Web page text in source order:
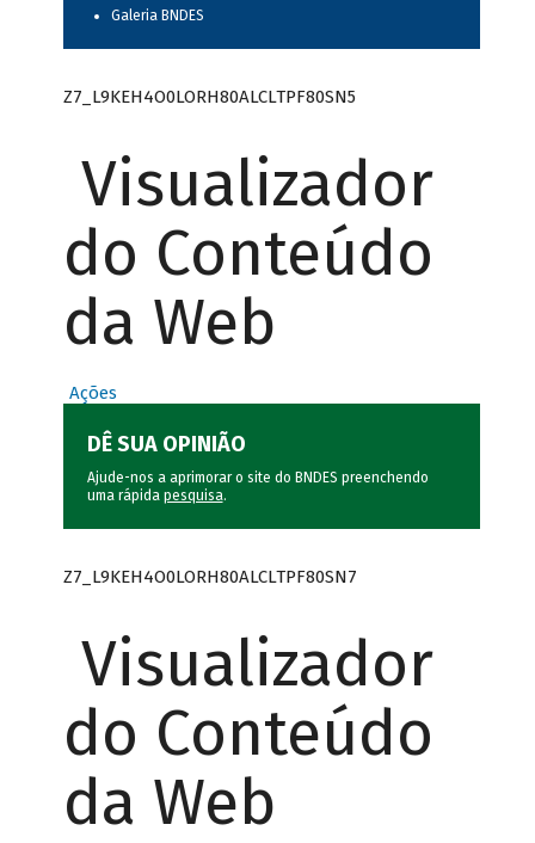
Galeria BNDES
Z7_L9KEH4O0LORH80ALCLTPF80SN5
Visualizador
do Conteúdo
da Web
Ações
DÊ SUA OPINIÃO
Ajude-nos a aprimorar o site do BNDES preenchendo
uma rápida pesquisa.
Z7_L9KEH4O0LORH80ALCLTPF80SN7
Visualizador
do Conteúdo
da Web